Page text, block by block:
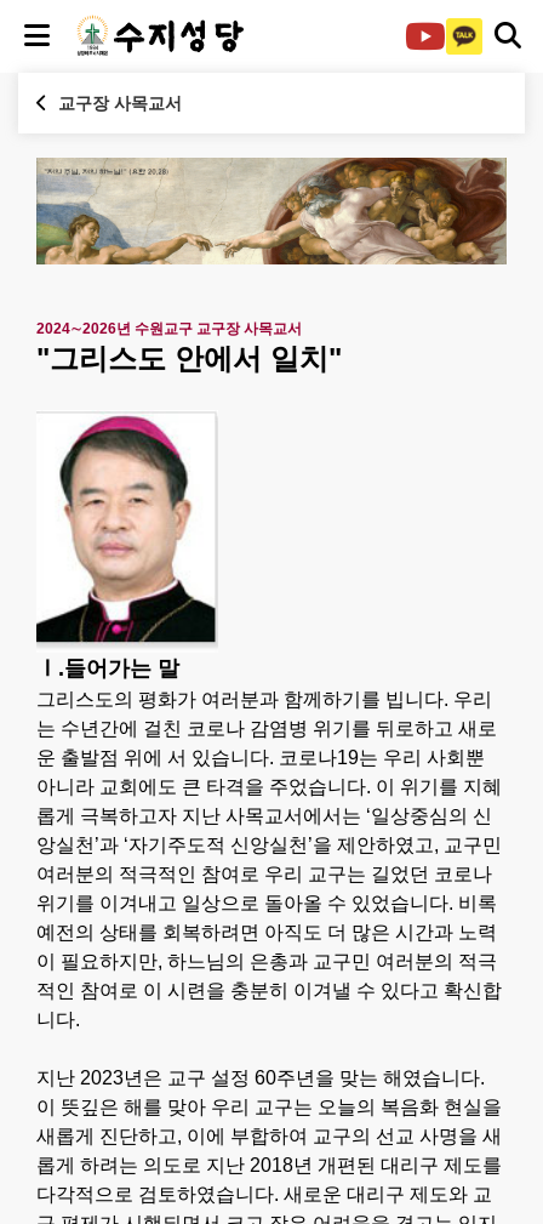
교구장 사목교서
2024∼2026년 수원교구 교구장 사목교서
"그리스도 안에서 일치"
Ⅰ.들어가는 말
그리스도의 평화가 여러분과 함께하기를 빕니다. 우리
는 수년간에 걸친 코로나 감염병 위기를 뒤로하고 새로
운 출발점 위에 서 있습니다. 코로나19는 우리 사회뿐
아니라 교회에도 큰 타격을 주었습니다. 이 위기를 지혜
롭게 극복하고자 지난 사목교서에서는 ‘일상중심의 신
앙실천’과 ‘자기주도적 신앙실천’을 제안하였고, 교구민
여러분의 적극적인 참여로 우리 교구는 길었던 코로나
위기를 이겨내고 일상으로 돌아올 수 있었습니다. 비록
예전의 상태를 회복하려면 아직도 더 많은 시간과 노력
이 필요하지만, 하느님의 은총과 교구민 여러분의 적극
적인 참여로 이 시련을 충분히 이겨낼 수 있다고 확신합
니다.
지난 2023년은 교구 설정 60주년을 맞는 해였습니다.
이 뜻깊은 해를 맞아 우리 교구는 오늘의 복음화 현실을
새롭게 진단하고, 이에 부합하여 교구의 선교 사명을 새
롭게 하려는 의도로 지난 2018년 개편된 대리구 제도를
다각적으로 검토하였습니다. 새로운 대리구 제도와 교